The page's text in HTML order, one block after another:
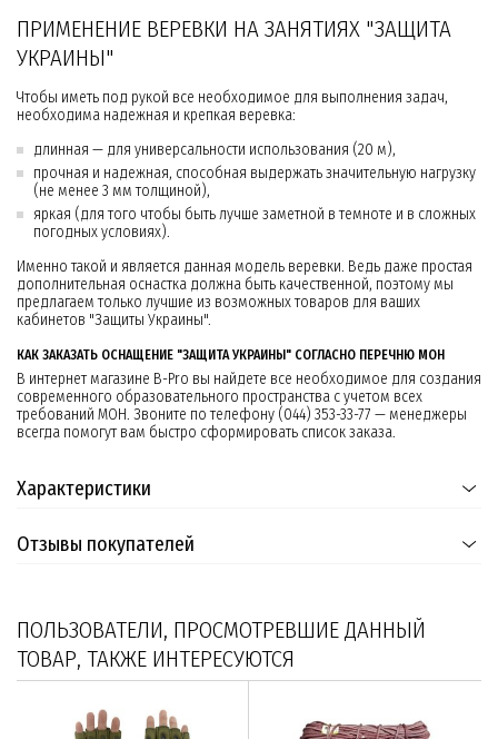
ПРИМЕНЕНИЕ ВЕРЕВКИ НА ЗАНЯТИЯХ "ЗАЩИТА
УКРАИНЫ"
Чтобы иметь под рукой все необходимое для выполнения задач,
необходима надежная и крепкая веревка:
длинная — для универсальности использования (20 м),
прочная и надежная, способная выдержать значительную нагрузку
(не менее 3 мм толщиной),
яркая (для того чтобы быть лучше заметной в темноте и в сложных
погодных условиях).
Именно такой и является данная модель веревки. Ведь даже простая
дополнительная оснастка должна быть качественной, поэтому мы
предлагаем только лучшие из возможных товаров для ваших
кабинетов "Защиты Украины".
КАК ЗАКАЗАТЬ ОСНАЩЕНИЕ "ЗАЩИТА УКРАИНЫ" СОГЛАСНО ПЕРЕЧНЮ МОН
В интернет магазине B-Pro вы найдете все необходимое для создания
современного образовательного пространства с учетом всех
требований МОН. Звоните по телефону (044) 353-33-77 — менеджеры
всегда помогут вам быстро сформировать список заказа.
Характеристики
Отзывы покупателей
ПОЛЬЗОВАТЕЛИ, ПРОСМОТРЕВШИЕ ДАННЫЙ
ТОВАР, ТАКЖЕ ИНТЕРЕСУЮТСЯ